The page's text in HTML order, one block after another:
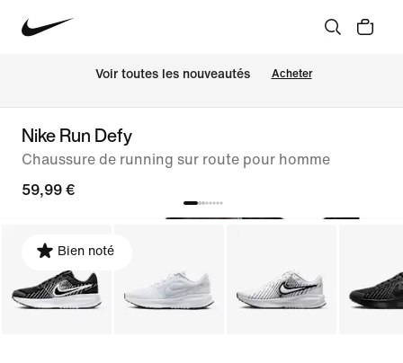
Voir toutes les nouveautés Acheter
Nike Run Defy
Chaussure de running sur route pour homme
59,99 €
Bien noté